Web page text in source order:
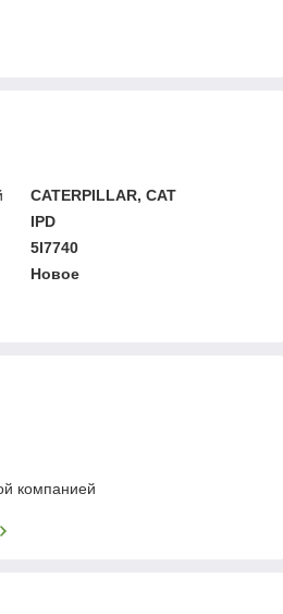
CATERPILLAR, CAT
IPD
5I7740
Новое
компанией